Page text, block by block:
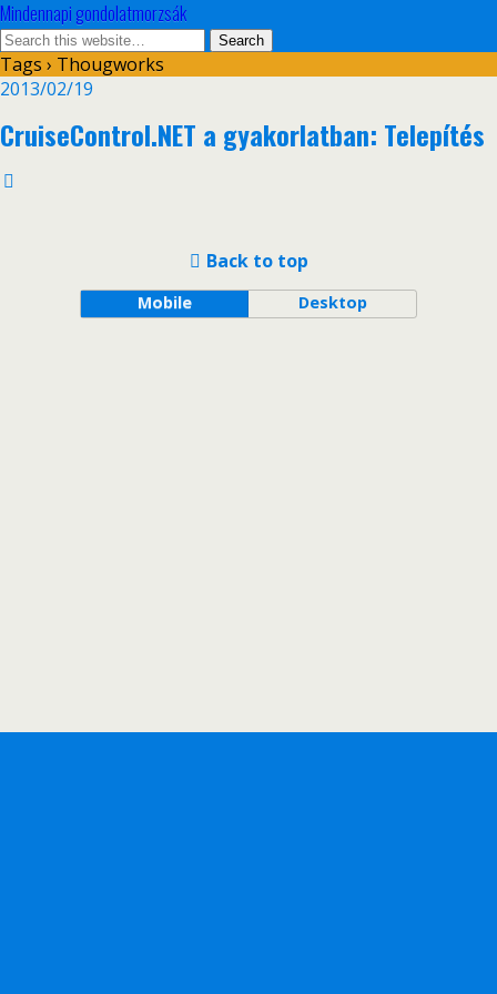
Mindennapi gondolatmorzsák
Tags › Thougworks
2013/02/19
CruiseControl.NET a gyakorlatban: Telepítés
Back to top
Mobile Desktop